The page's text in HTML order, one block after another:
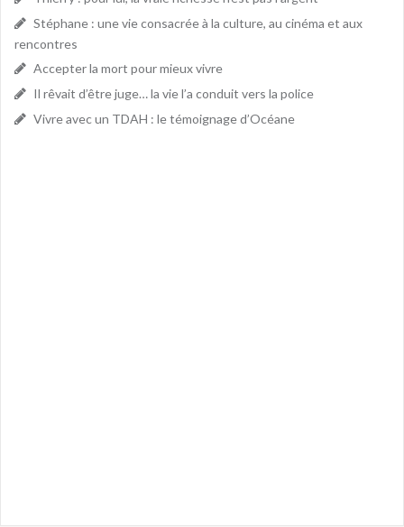
Stéphane : une vie consacrée à la culture, au cinéma et aux
rencontres
Accepter la mort pour mieux vivre
Il rêvait d’être juge… la vie l’a conduit vers la police
Vivre avec un TDAH : le témoignage d’Océane